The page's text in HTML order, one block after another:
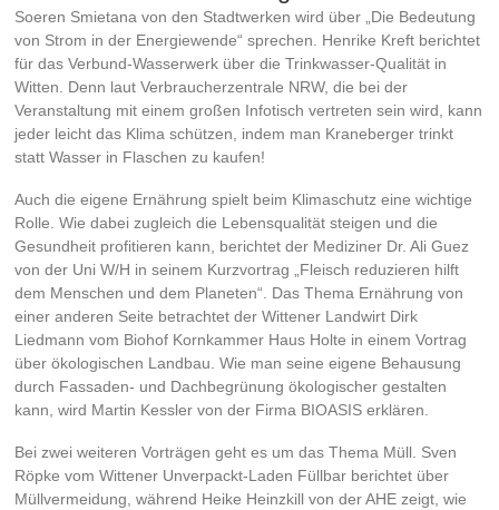
Soeren Smietana von den Stadtwerken wird über „Die Bedeutung
von Strom in der Energiewende“ sprechen. Henrike Kreft berichtet
für das Verbund-Wasserwerk über die Trinkwasser-Qualität in
Witten. Denn laut Verbraucherzentrale NRW, die bei der
Veranstaltung mit einem großen Infotisch vertreten sein wird, kann
jeder leicht das Klima schützen, indem man Kraneberger trinkt
statt Wasser in Flaschen zu kaufen!
Auch die eigene Ernährung spielt beim Klimaschutz eine wichtige
Rolle. Wie dabei zugleich die Lebensqualität steigen und die
Gesundheit profitieren kann, berichtet der Mediziner Dr. Ali Guez
von der Uni W/H in seinem Kurzvortrag „Fleisch reduzieren hilft
dem Menschen und dem Planeten“. Das Thema Ernährung von
einer anderen Seite betrachtet der Wittener Landwirt Dirk
Liedmann vom Biohof Kornkammer Haus Holte in einem Vortrag
über ökologischen Landbau. Wie man seine eigene Behausung
durch Fassaden- und Dachbegrünung ökologischer gestalten
kann, wird Martin Kessler von der Firma BIOASIS erklären.
Bei zwei weiteren Vorträgen geht es um das Thema Müll. Sven
Röpke vom Wittener Unverpackt-Laden Füllbar berichtet über
Müllvermeidung, während Heike Heinzkill von der AHE zeigt, wie